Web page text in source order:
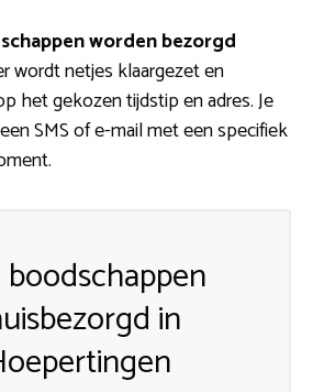
worden bezorgd
wordt netjes klaargezet en
het gekozen tijdstip en adres. Je
SMS of e-mail met een specifiek
in